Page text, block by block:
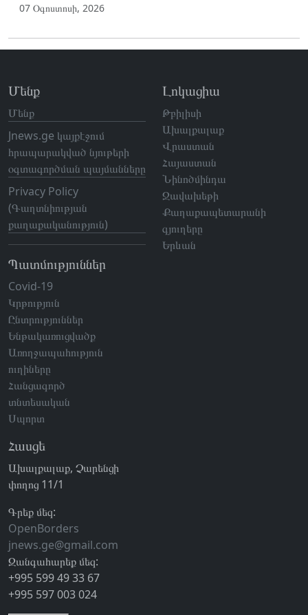
07 Օգոստոսի, 2026
Մենք
Մենք
Jnews.ge կայքէջում
հրապարակված նյութերի
օգտագործման պայմանները
Privacy Policy
(Գաղտնիության
քաղաքականություն)
Պատմություններ
Covid-19
Կրթություն
Ընտրություններ
Ենթակառուցվածք
Առողջապահություն
ուղիները
Հանցագործ
տնտեսական
Սպորտ
Լոկացիա
Թբիլիսի
Ախալքալաք
Վրաստան
Հայաստան
Նինոծմինդա
Ջավախեթի
Քաղաքապետարանի
գյուղերը
Երևան
Հասցե
Ախալքալաք, Չարենցի
փողոց 11/1
Գրեք մեզ:
OpenBorders
jnews.ge@gmail.com
Զանգահարեք մեզ:
+995 599 49 33 67
+995 597 003 024